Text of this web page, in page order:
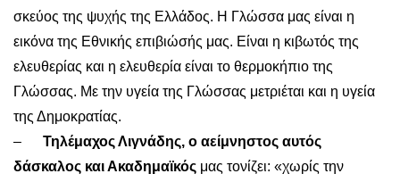
σκεύος της ψυχής της Ελλάδος. Η Γλώσσα μας είναι η
εικόνα της Εθνικής επιβιώσής μας. Είναι η κιβωτός της
ελευθερίας και η ελευθερία είναι το θερμοκήπιο της
Γλώσσας. Με την υγεία της Γλώσσας μετριέται και η υγεία
της Δημοκρατίας.
– Τηλέμαχος Λιγνάδης, ο αείμνηστος αυτός
δάσκαλος και Ακαδημαϊκός μας τονίζει: «χωρίς την